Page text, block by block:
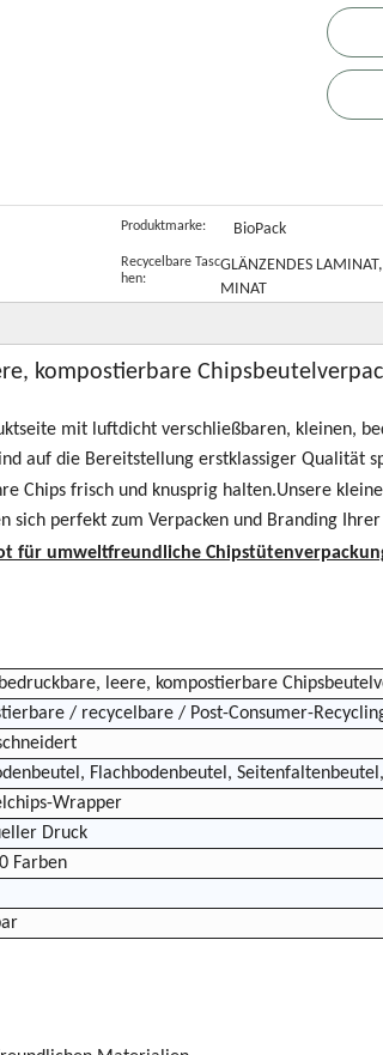
Molkenprotei
npulverbeutel
mit flachem
Produktmarke: BioPack
Recycelbare Tasc
hen:
GLÄNZENDES
MINAT
kompostierbare
mit luftdicht verschließbaren, kleinen,
auf die Bereitstellung erstklassiger Qualität
Chips frisch und knusprig halten.Unsere
sich perfekt zum Verpacken und Branding
für umweltfreundliche
leere, kompostierbare
/ recycelbare / Post-Consumer-
Flachbodenbeutel,
Wrapper
Druck
Farben